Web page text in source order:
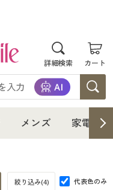
詳細検索 カート
メンズ 家電・
絞り込み(4) 代表色のみ